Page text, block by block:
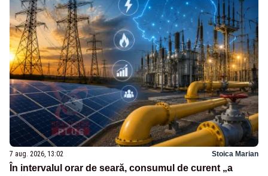
7 aug. 2026, 13:02 Stoica Marian
În intervalul orar de seară, consumul de curent „a